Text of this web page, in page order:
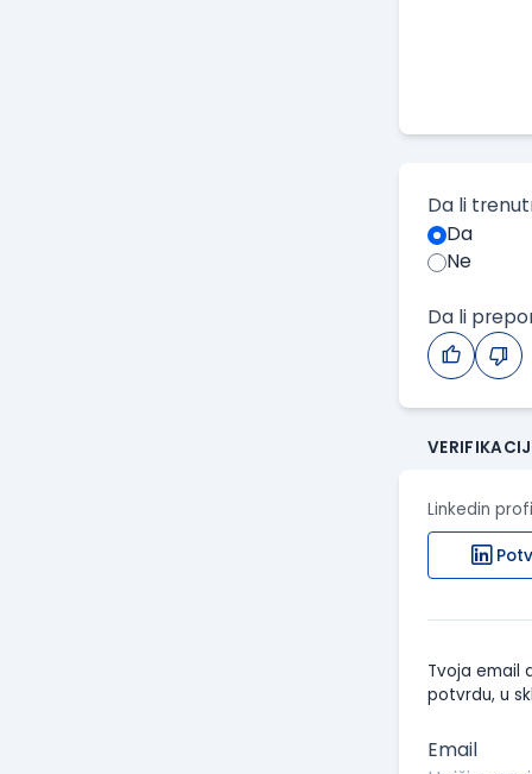
Da li
Da
Ne
Da li
Linkedin
Tvoja email
potvrdu, u
Email